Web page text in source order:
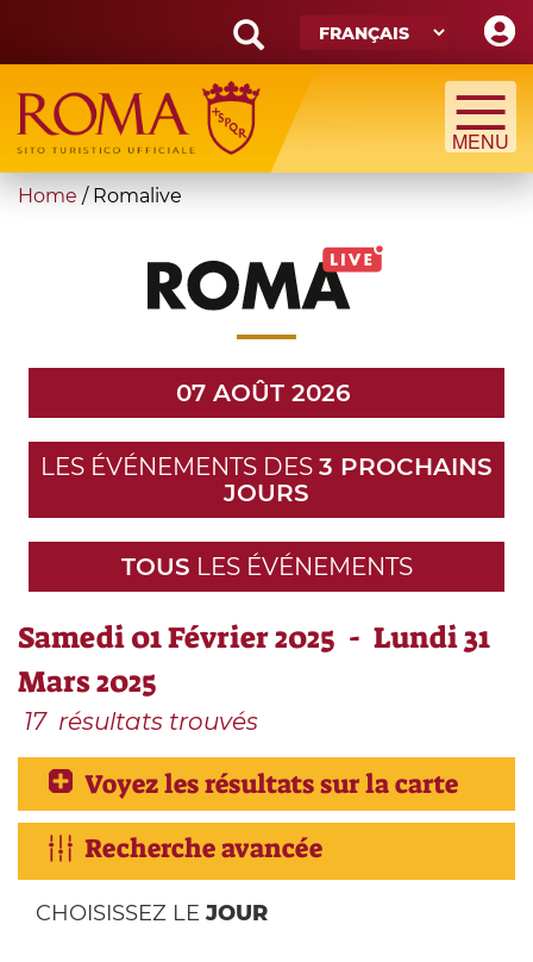
main
content
Search
form
Recherche
You
Home / Romalive
07 AOÛT 2026
LES ÉVÉNEMENTS DES 3 PROCHAINS
JOURS
TOUS LES ÉVÉNEMENTS
Samedi 01 Février 2025 - Lundi 31
Mars 2025
17 résultats trouvés
Voyez les résultats sur la carte
Recherche avancée
CHOISISSEZ LEJOUR